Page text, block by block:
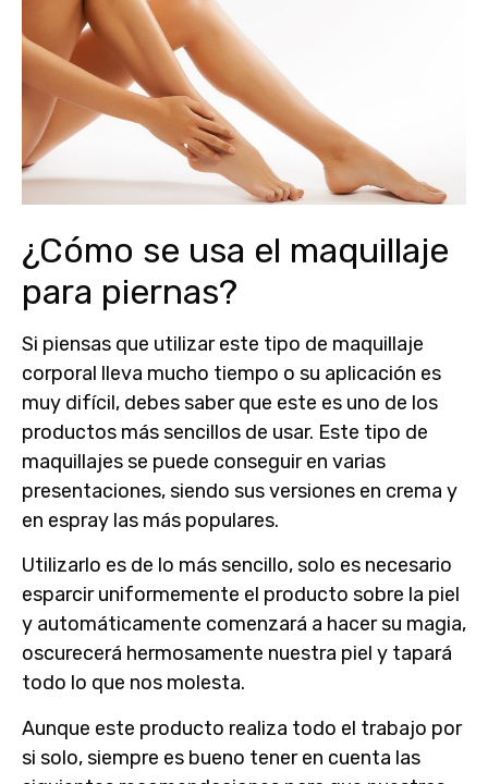
¿Cómo se usa el maquillaje
para piernas?
Si piensas que utilizar este tipo de maquillaje
corporal lleva mucho tiempo o su aplicación es
muy difícil, debes saber que este es uno de los
productos más sencillos de usar. Este tipo de
maquillajes se puede conseguir en varias
presentaciones, siendo sus versiones en crema y
en espray las más populares.
Utilizarlo es de lo más sencillo, solo es necesario
esparcir uniformemente el producto sobre la piel
y automáticamente comenzará a hacer su magia,
oscurecerá hermosamente nuestra piel y tapará
todo lo que nos molesta.
Aunque este producto realiza todo el trabajo por
si solo, siempre es bueno tener en cuenta las